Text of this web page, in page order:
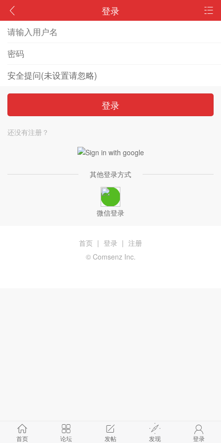
登录
登录
还没有注册？
其他登录方式
微信登录
首页 论坛 发帖 发现 登录
首页 | 登录 | 注册
© Comsenz Inc.